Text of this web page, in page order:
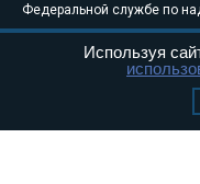
Федеральной службе по
связи, информационных
массовых коммуникаций
Свидетельство о
Используя